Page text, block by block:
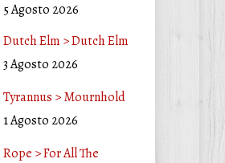
5 Agosto 2026
Dutch Elm > Dutch Elm
3 Agosto 2026
Tyrannus > Mournhold
1 Agosto 2026
Rope > For All The